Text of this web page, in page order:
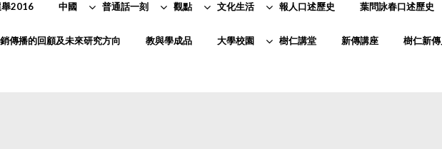
舉2016 中國 普通話一刻 觀點 文化生活 報人口述歷史 葉問詠春口述歷史
傳播的回顧及未來研究方向 教與學成品 大學校園 樹仁講堂 新傳講座 樹仁新